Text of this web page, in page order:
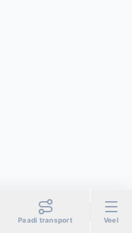
Paadi transport Veel